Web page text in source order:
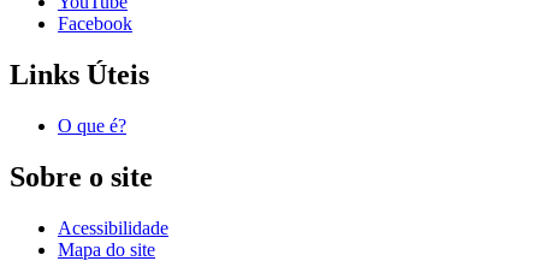
Facebook
Links Úteis
O que é?
Sobre o site
Acessibilidade
Mapa do site